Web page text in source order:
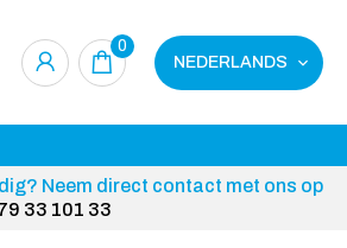
0
NEDERLANDS
Neem direct contact met ons op
33 101 33